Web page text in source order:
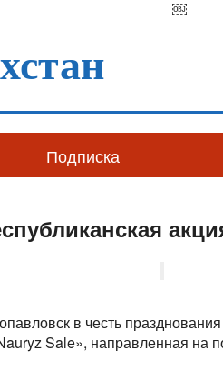
￼
Подписка
в честь
Sale», направленная на